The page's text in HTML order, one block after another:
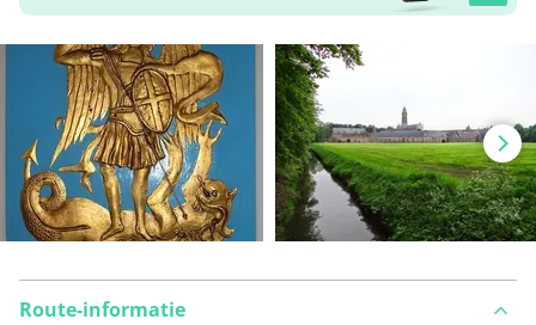
Route-informatie